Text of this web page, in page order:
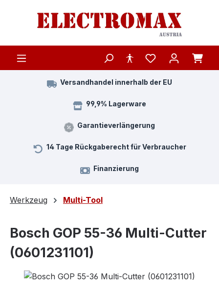
Zum Hauptinhalt springen
Versandhandel innerhalb der EU
99,9% Lagerware
Garantieverlängerung
14 Tage Rückgaberecht für Verbraucher
Finanzierung
Werkzeug Multi-Tool
Bosch GOP 55-36 Multi-Cutter
(0601231101)
Bildergalerie überspringen